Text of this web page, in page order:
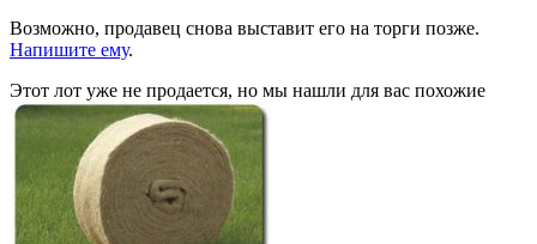
Возможно, продавец снова выставит его на торги позже.
Напишите ему.
Этот лот уже не продается, но мы нашли для вас похожие